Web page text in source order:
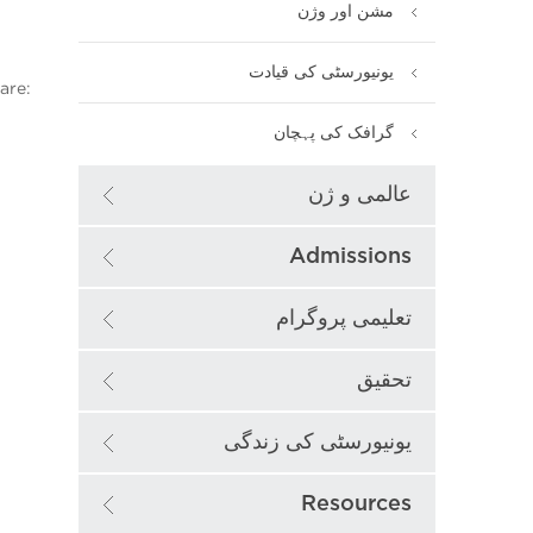
مشن اور وژن
یونیورسٹی کی قیادت
گرافک کی پہچان
عالمی و ژن
Admissions
تعلیمی پروگرام
تحقیق
یونیورسٹی کی زندگی
Resources